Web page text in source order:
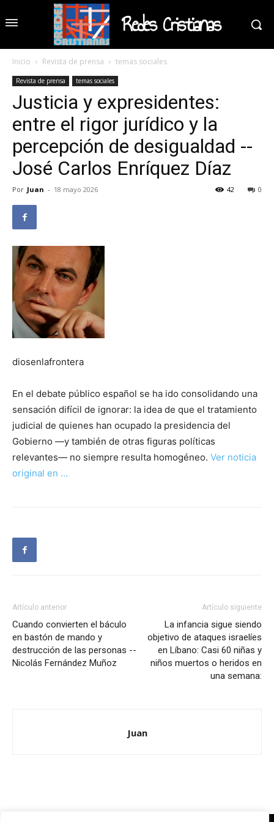
Redes Cristianas
Inicio Revista de prensa temas sociales
Revista de prensa temas sociales
Justicia y expresidentes:
entre el rigor jurídico y la
percepción de desigualdad --
José Carlos Enríquez Díaz
Por Juan - 18 mayo 2026 0
42
diosenlafrontera
En el debate público español se ha ido consolidando una
sensación difícil de ignorar: la idea de que el tratamiento
judicial de quienes han ocupado la presidencia del
Gobierno —y también de otras figuras políticas
relevantes— no siempre resulta homogéneo. Ver noticia
original en …
Artículo anterior
Cuando convierten el báculo
en bastón de mando y
destrucción de las personas --
Nicolás Fernández Muñoz
Artículo siguiente
La infancia sigue siendo
objetivo de ataques israelíes
en Líbano: Casi 60 niñas y
niños muertos o heridos en
una semana:
Juan